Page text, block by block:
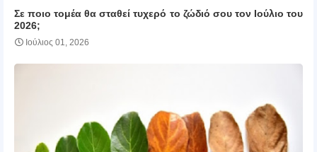
Σε ποιο τομέα θα σταθεί τυχερό το ζώδιό σου τον Ιούλιο του
2026;
Ιούλιος 01, 2026